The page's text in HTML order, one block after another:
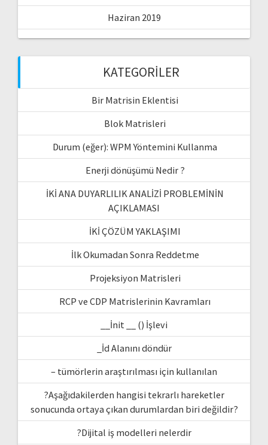
Haziran 2019
KATEGORILER
Bir Matrisin Eklentisi
Blok Matrisleri
Durum (eğer): WPM Yöntemini Kullanma
Enerji dönüşümü Nedir ?
İKİ ANA DUYARLILIK ANALİZİ PROBLEMİNİN
AÇIKLAMASI
İKİ ÇÖZÜM YAKLAŞIMI
İlk Okumadan Sonra Reddetme
Projeksiyon Matrisleri
RCP ve CDP Matrislerinin Kavramları
__İnit __ () İşlevi
_İd Alanını döndür
– tümörlerin araştırılması için kullanılan
?Aşağıdakilerden hangisi tekrarlı hareketler
sonucunda ortaya çıkan durumlardan biri değildir?
?Dijital iş modelleri nelerdir